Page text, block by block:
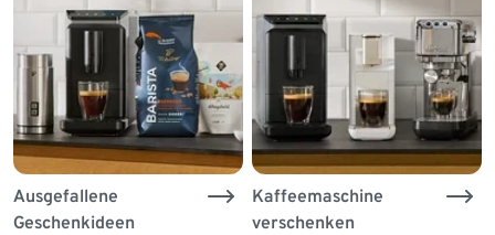
Ausgefallene
Geschenkideen
Kaffeemaschine
verschenken